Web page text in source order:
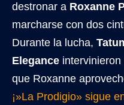
destronar a Roxanne
marcharse con dos
Durante la lucha,
Elegance
que Roxanne
¡»La Prodigio» sigue